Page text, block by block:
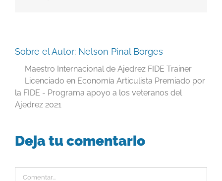
Sobre el Autor: Nelson Pinal Borges
Maestro Internacional de Ajedrez FIDE Trainer
Licenciado en Economía Articulista Premiado por
la FIDE - Programa apoyo a los veteranos del
Ajedrez 2021
Deja tu comentario